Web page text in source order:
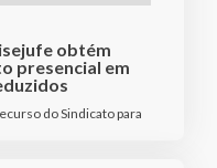
obtém
presencial em
do Sindicato para